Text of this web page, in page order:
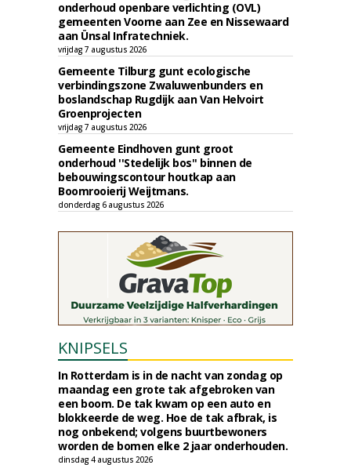
onderhoud openbare verlichting (OVL)
gemeenten Voorne aan Zee en Nissewaard
aan Ünsal Infratechniek.
vrijdag 7 augustus 2026
Gemeente Tilburg gunt ecologische
verbindingszone Zwaluwenbunders en
boslandschap Rugdijk aan Van Helvoirt
Groenprojecten
vrijdag 7 augustus 2026
Gemeente Eindhoven gunt groot
onderhoud ''Stedelijk bos'' binnen de
bebouwingscontour houtkap aan
Boomrooierij Weijtmans.
donderdag 6 augustus 2026
KNIPSELS
In Rotterdam is in de nacht van zondag op
maandag een grote tak afgebroken van
een boom. De tak kwam op een auto en
blokkeerde de weg. Hoe de tak afbrak, is
nog onbekend; volgens buurtbewoners
worden de bomen elke 2 jaar onderhouden.
dinsdag 4 augustus 2026